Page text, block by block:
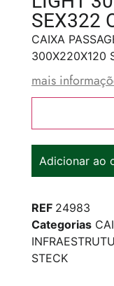
SEX322
CAIXA
300X220X120
mais
Adicionar ao
REF 24983
Categorias
STECK